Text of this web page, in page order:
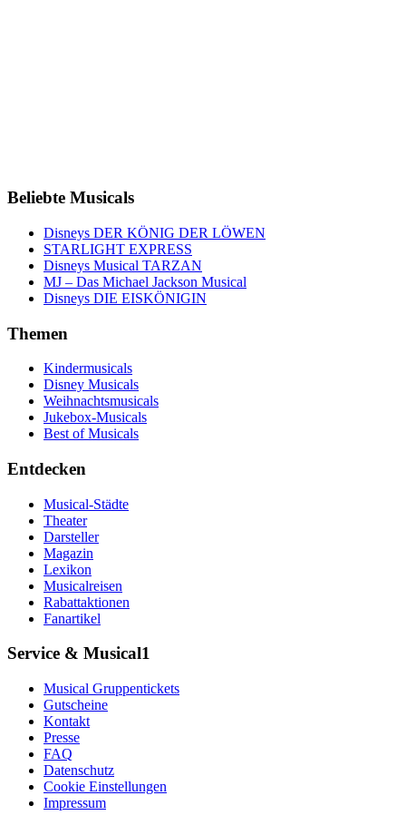
Beliebte Musicals
Disneys DER KÖNIG DER LÖWEN
STARLIGHT EXPRESS
Disneys Musical TARZAN
MJ – Das Michael Jackson Musical
Disneys DIE EISKÖNIGIN
Themen
Kindermusicals
Disney Musicals
Weihnachtsmusicals
Jukebox-Musicals
Best of Musicals
Entdecken
Musical-Städte
Theater
Darsteller
Magazin
Lexikon
Musicalreisen
Rabattaktionen
Fanartikel
Service & Musical1
Musical Gruppentickets
Gutscheine
Kontakt
Presse
FAQ
Datenschutz
Cookie Einstellungen
Impressum